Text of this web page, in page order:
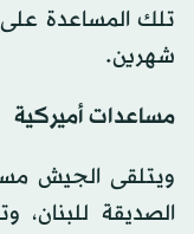
شهرين.
مساعدات أميركية
ويتلقى الجيش
الصديقة